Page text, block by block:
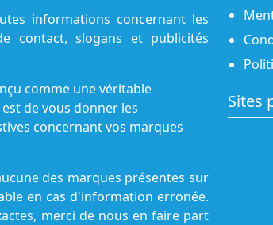
informations concernant les
contact, slogans et publicités
comme une véritable
de vous donner les
concernant vos marques
des marques présentes sur
en cas d'information erronée.
merci de nous en faire part
Sites